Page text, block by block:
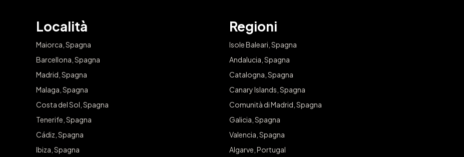
Località
Maiorca, Spagna
Barcellona, Spagna
Madrid, Spagna
Malaga, Spagna
Costa del Sol, Spagna
Tenerife, Spagna
Cádiz, Spagna
Ibiza, Spagna
Regioni
Isole Baleari, Spagna
Andalucia, Spagna
Catalogna, Spagna
Canary Islands, Spagna
Comunità di Madrid, Spagna
Galicia, Spagna
Valencia, Spagna
Algarve, Portugal